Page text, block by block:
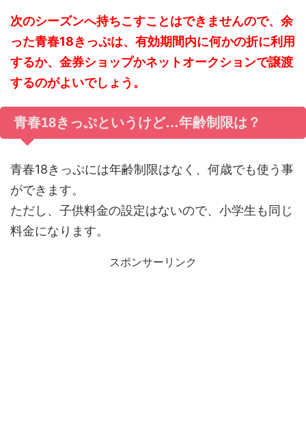
次のシーズンへ持ちこすことはできませんので、余
った青春18きっぷは、有効期間内に何かの折に利用
するか、金券ショップかネットオークションで譲渡
するのがよいでしょう。
青春18きっぷというけど…年齢制限は？
青春18きっぷには年齢制限はなく、何歳でも使う事
ができます。
ただし、子供料金の設定はないので、小学生も同じ
料金になります。
スポンサーリンク